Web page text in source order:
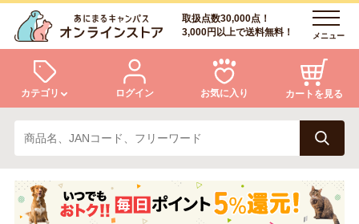
取扱点数30,000点！
3,000円以上で送料無料！
メニュー
カテゴリ
犬 猫
小動物・鳥 アクア・爬虫類・昆虫
ログイン お気に入り カートを見る
ログイン
会員登録